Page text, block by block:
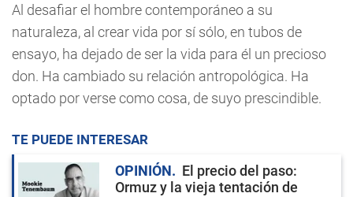
Al desafiar el hombre contemporáneo a su
naturaleza, al crear vida por sí sólo, en tubos de
ensayo, ha dejado de ser la vida para él un precioso
don. Ha cambiado su relación antropológica. Ha
optado por verse como cosa, de suyo prescindible.
TE PUEDE INTERESAR
OPINIÓN
El precio del paso:
Ormuz y la vieja tentación de